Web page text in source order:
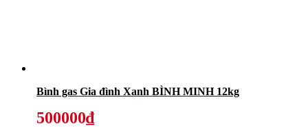
Bình gas Gia đình Xanh BÌNH MINH 12kg
500000₫